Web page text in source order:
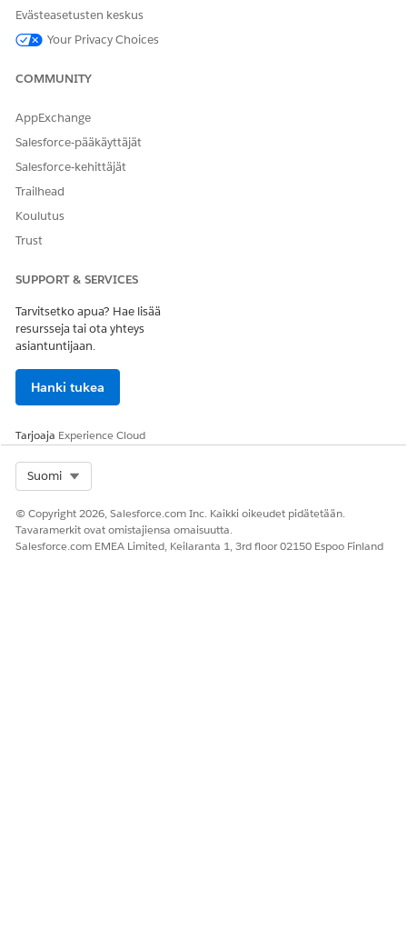
hyväksynnät tai automatisoitu täydennys.
Tämä malli ei sisällä valmiiksi määritettyjä integraatioita
luodaksesi mukautettuja kulkuja liittimillä, jotka määrittävät
pyynnön keruun ja täydennyksen.
Evästeasetusten keskus
Your Privacy Choices
COMMUNITY
AppExchange
Salesforce-pääkäyttäjät
Salesforce-kehittäjät
Trailhead
Koulutus
Trust
SUPPORT & SERVICES
Tarvitsetko apua? Hae lisää
resursseja tai ota yhteys
asiantuntijaan.
Hanki tukea
Tarjoaja Experience Cloud
Suomi
© Copyright 2026, Salesforce.com Inc. Kaikki oikeudet pidätetään.
Tavaramerkit ovat omistajiensa omaisuutta.
Salesforce.com EMEA Limited, Keilaranta 1, 3rd floor 02150 Espoo Finland